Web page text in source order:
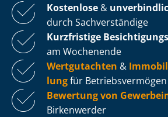
Kostenlose &
durch Sachverständige
Kurzfristige
am Wochenende
Wertgutachten &
lungfür Be­triebs­ver­mö­gen
Bewertung von
Birkenwerder